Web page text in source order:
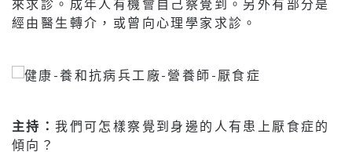
來求診。成年人有機會自己察覺到。另外有部分是
經由醫生轉介，或曾向心理學家求診。
主持：我們可怎樣察覺到身邊的人有患上厭食症的
傾向？